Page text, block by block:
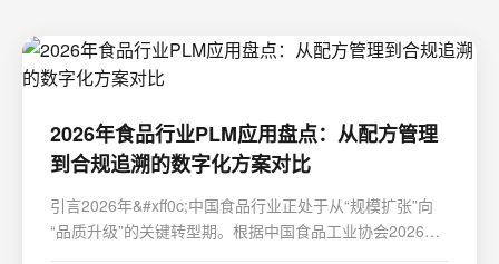
2026年食品行业PLM应用盘点：从配方管理
到合规追溯的数字化方案对比
引言2026年&#xff0c;中国食品行业正处于从“规模扩张”向
“品质升级”的关键转型期。根据中国食品工业协会2026年